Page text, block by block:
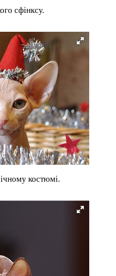
сфінксу.
костюмі.